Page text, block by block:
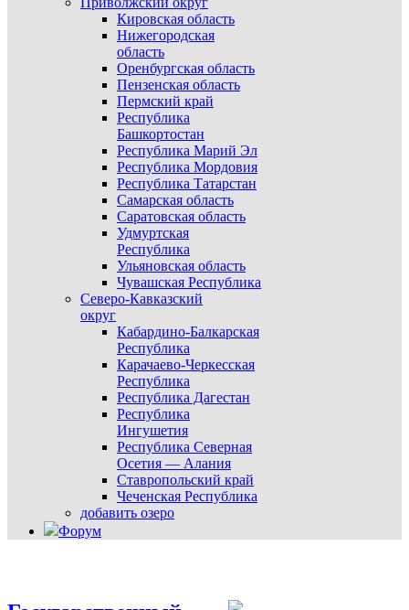
Кировская область
Нижегородская
область
Оренбургская область
Пензенская область
Пермский край
Республика
Башкортостан
Республика Марий Эл
Республика Мордовия
Республика Татарстан
Самарская область
Саратовская область
Удмуртская
Республика
Ульяновская область
Чувашская Республика
Северо-Кавказский
округ
Кабардино-Балкарская
Республика
Карачаево-Черкесская
Республика
Республика Дагестан
Республика
Ингушетия
Республика Северная
Осетия — Алания
Ставропольский край
Чеченская Республика
добавить озеро
Форум